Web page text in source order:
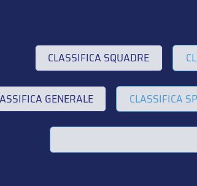
CLASSIFICA SQUADRE
GENERALE CLASSIFICA